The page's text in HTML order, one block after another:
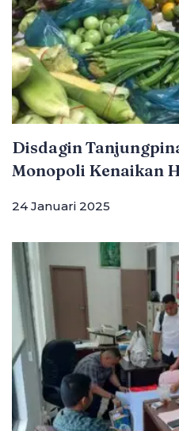
Disdagin
Monopoli Kenaikan
24 Januari 2025